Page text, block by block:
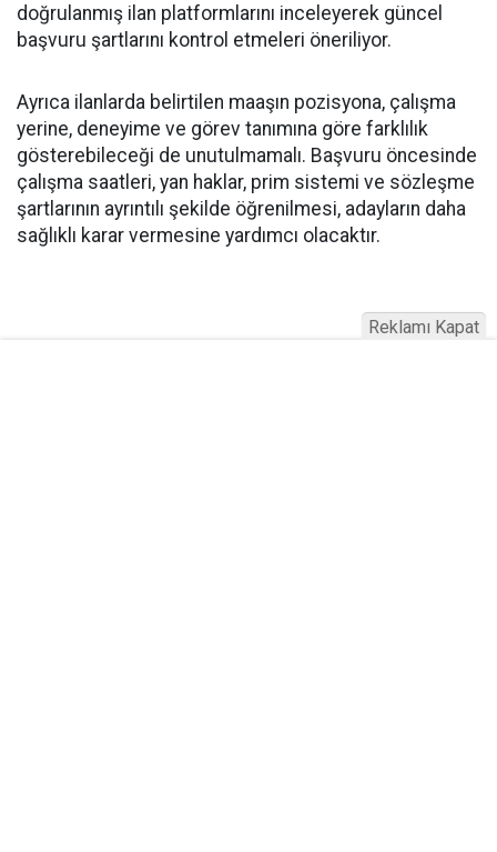
doğrulanmış ilan platformlarını inceleyerek güncel
başvuru şartlarını kontrol etmeleri öneriliyor.
Ayrıca ilanlarda belirtilen maaşın pozisyona, çalışma
yerine, deneyime ve görev tanımına göre farklılık
gösterebileceği de unutulmamalı. Başvuru öncesinde
çalışma saatleri, yan haklar, prim sistemi ve sözleşme
şartlarının ayrıntılı şekilde öğrenilmesi, adayların daha
sağlıklı karar vermesine yardımcı olacaktır.
Reklamı Kapat